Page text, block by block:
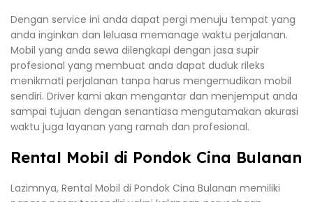
Dengan service ini anda dapat pergi menuju tempat yang
anda inginkan dan leluasa memanage waktu perjalanan.
Mobil yang anda sewa dilengkapi dengan jasa supir
profesional yang membuat anda dapat duduk rileks
menikmati perjalanan tanpa harus mengemudikan mobil
sendiri. Driver kami akan mengantar dan menjemput anda
sampai tujuan dengan senantiasa mengutamakan akurasi
waktu juga layanan yang ramah dan profesional.
Rental Mobil di Pondok Cina Bulanan
Lazimnya, Rental Mobil di Pondok Cina Bulanan memiliki